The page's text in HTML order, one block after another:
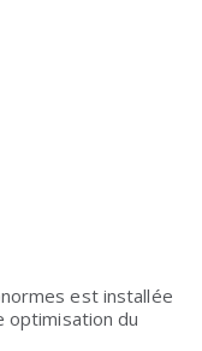
est installée
optimisation du